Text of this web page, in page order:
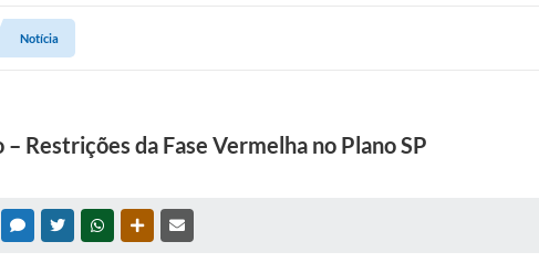
Notícia
Restrições da Fase Vermelha no Plano SP
MESSENGER
TWITTERWHATSAPPOUTRAS MÍDIAS